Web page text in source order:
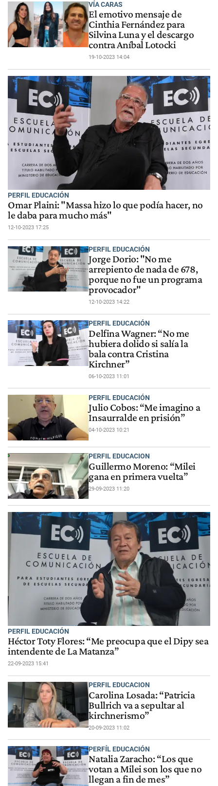
VÍA CARAS
El emotivo mensaje de
Cinthia Fernández para
Silvina Luna y el descargo
contra Aníbal Lotocki
19-10-2023 14:04
PERFIL EDUCACIÓN
Omar Plaini: "Massa hizo lo que podía hacer, no
le daba para mucho más"
12-10-2023 17:25
PERFIL EDUCACIÓN
Jorge Dorio: "No me
arrepiento de nada de 678,
porque no fue un programa
provocador"
12-10-2023 14:22
PERFIL EDUCACIÓN
Delfina Wagner: “No me
hubiera dolido si salía la
bala contra Cristina
Kirchner”
06-10-2023 11:01
PERFIL EDUCACIÓN
Julio Cobos: “Me imagino a
Insaurralde en prisión”
04-10-2023 10:21
PERFIL EDUCACION
Guillermo Moreno: “Milei
gana en primera vuelta”
29-09-2023 11:20
PERFIL EDUCACIÓN
Héctor Toty Flores: “Me preocupa que el Dipy sea
intendente de La Matanza”
22-09-2023 15:41
PERFIL EDUCACION
Carolina Losada: “Patricia
Bullrich va a sepultar al
kirchnerismo”
20-09-2023 11:02
PERFÍL EDUCACIÓN
Natalia Zaracho: “Los que
votan a Milei son los que no
llegan a fin de mes”